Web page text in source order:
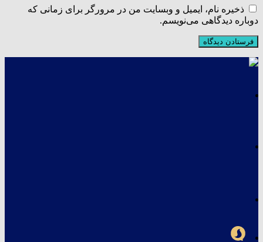
ذخیره نام، ایمیل و وبسایت من در مرورگر برای زمانی که
دوباره دیدگاهی می‌نویسم.